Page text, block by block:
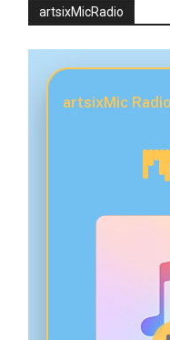
artsixMicRadio